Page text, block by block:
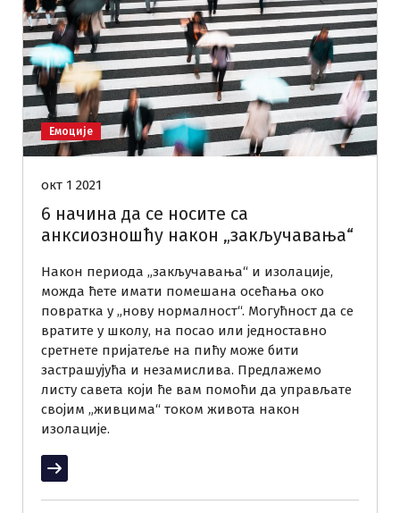
Емоције
окт 1 2021
6 начина да се носите са
анксиозношћу након „закључавања“
Након периода „закључавања“ и изолације,
можда ћете имати помешана осећања око
повратка у „нову нормалност“. Могућност да се
вратите у школу, на посао или једноставно
сретнете пријатеље на пићу може бити
застрашујућа и незамислива. Предлажемо
листу савета који ће вам помоћи да управљате
својим „живцима“ током живота након
изолације.
Прочитај више